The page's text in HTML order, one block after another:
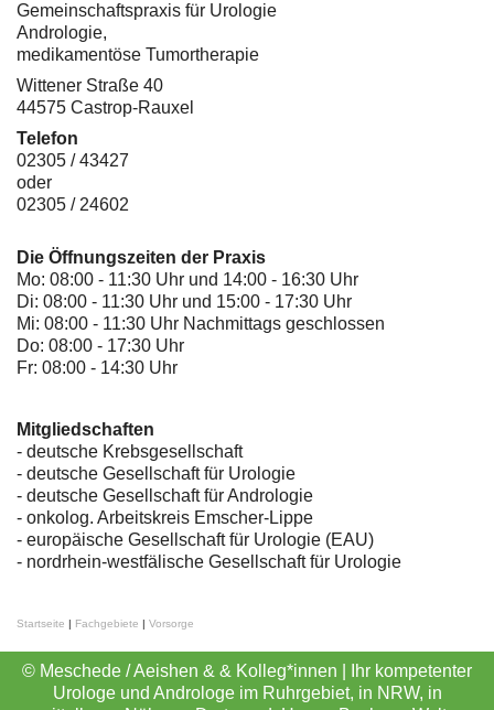
Gemeinschaftspraxis für Urologie
Andrologie,
medikamentöse Tumortherapie
Wittener Straße 40
44575 Castrop-Rauxel
Telefon
02305 / 43427
oder
02305 / 24602
Die Öffnungszeiten der Praxis
Mo: 08:00 - 11:30 Uhr und 14:00 - 16:30 Uhr
Di: 08:00 - 11:30 Uhr und 15:00 - 17:30 Uhr
Mi: 08:00 - 11:30 Uhr Nachmittags geschlossen
Do: 08:00 - 17:30 Uhr
Fr: 08:00 - 14:30 Uhr
Mitgliedschaften
- deutsche Krebsgesellschaft
- deutsche Gesellschaft für Urologie
- deutsche Gesellschaft für Andrologie
- onkolog. Arbeitskreis Emscher-Lippe
- europäische Gesellschaft für Urologie (EAU)
- nordrhein-westfälische Gesellschaft für Urologie
Startseite | Fachgebiete | Vorsorge
© Meschede / Aeishen & & Kolleg*innen | Ihr kompetenter
Urologe und Androloge im Ruhrgebiet, in NRW, in